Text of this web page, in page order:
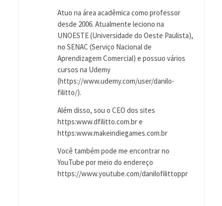
Atuo na área acadêmica como professor
desde 2006. Atualmente leciono na
UNOESTE (Universidade do Oeste Paulista),
no SENAC (Serviço Nacional de
Aprendizagem Comercial) e possuo vários
cursos na Udemy
(https://www.udemy.com/user/danilo-
filitto/).
Além disso, sou o CEO dos sites
https:www.dfilitto.com.br e
https:www.makeindiegames.com.br
Você também pode me encontrar no
YouTube por meio do endereço
https://www.youtube.com/danilofilittoppr